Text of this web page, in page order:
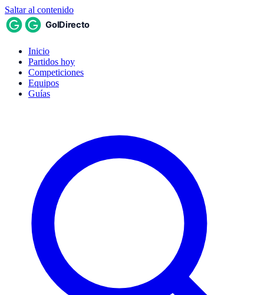
Saltar al contenido
Inicio
Partidos hoy
Competiciones
Equipos
Guías